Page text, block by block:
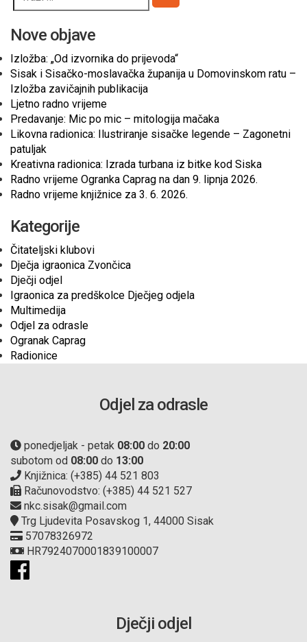
Pretraži
Nove objave
Izložba: „Od izvornika do prijevoda“
Sisak i Sisačko-moslavačka županija u Domovinskom ratu –
Izložba zavičajnih publikacija
Ljetno radno vrijeme
Predavanje: Mic po mic – mitologija mačaka
Likovna radionica: Ilustriranje sisačke legende – Zagonetni
patuljak
Kreativna radionica: Izrada turbana iz bitke kod Siska
Radno vrijeme Ogranka Caprag na dan 9. lipnja 2026.
Radno vrijeme knjižnice za 3. 6. 2026.
Kategorije
Čitateljski klubovi
Dječja igraonica Zvončica
Dječji odjel
Igraonica za predškolce Dječjeg odjela
Multimedija
Odjel za odrasle
Ogranak Caprag
Radionice
Odjel za odrasle
ponedjeljak - petak 08:00 do 20:00
subotom od 08:00 do 13:00
Knjižnica: (+385) 44 521 803
Računovodstvo: (+385) 44 521 527
nkc.sisak@gmail.com
Trg Ljudevita Posavskog 1, 44000 Sisak
57078326972
HR7924070001839100007
Dječji odjel